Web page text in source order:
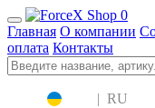
0
Главная О компании
оплата Контакты
| RU